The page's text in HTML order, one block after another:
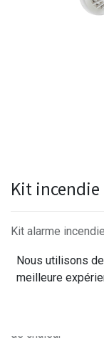
Kit incendie
Kit alarme
- 1 Centrale
DEF
- 1 Détecteur
de chaleur
Nous utilisons
meilleure